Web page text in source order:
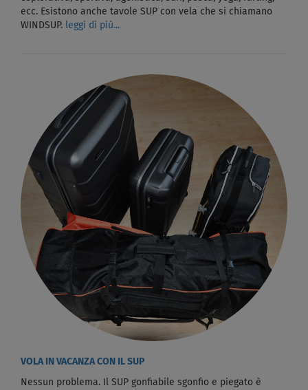
ecc. Esistono anche tavole SUP con vela che si chiamano
WINDSUP. leggi di più...
VOLA IN VACANZA CON IL SUP
Nessun problema. Il SUP gonfiabile sgonfio e piegato è